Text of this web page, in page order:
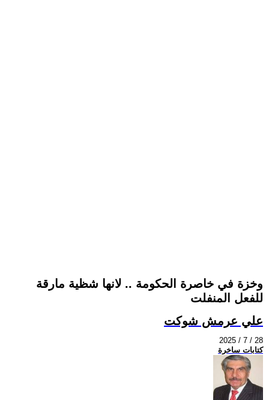
وخزة في خاصرة الحكومة .. لانها شظية مارقة
للفعل المنفلت
علي عرمش شوكت
2025 / 7 / 28
كتابات ساخرة